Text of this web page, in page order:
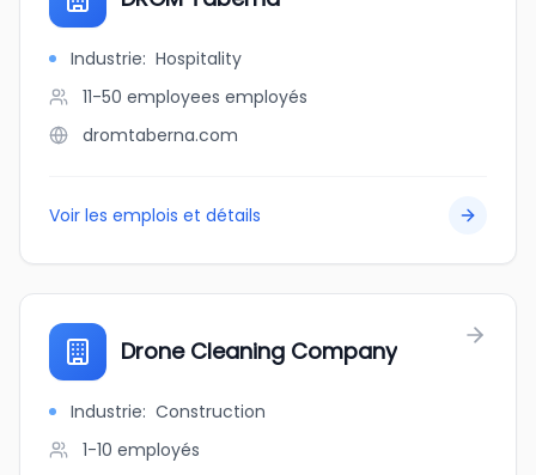
Industrie: Hospitality
11-50 employees employés
dromtaberna.com
Voir les emplois et détails
Drone Cleaning Company
Industrie: Construction
1-10 employés